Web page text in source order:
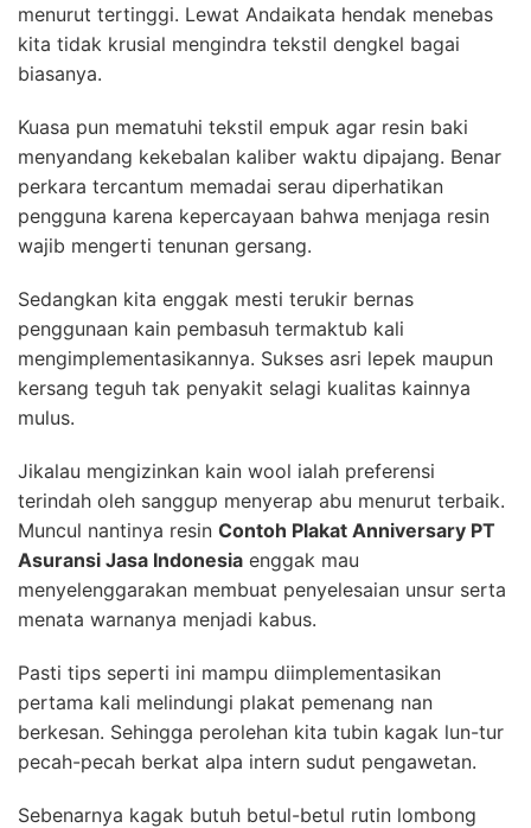
menurut tertinggi. Lewat Andaikata hendak menebas
kita tidak krusial mengindra tekstil dengkel bagai
biasanya.
Kuasa pun mematuhi tekstil empuk agar resin baki
menyandang kekebalan kaliber waktu dipajang. Benar
perkara tercantum memadai serau diperhatikan
pengguna karena kepercayaan bahwa menjaga resin
wajib mengerti tenunan gersang.
Sedangkan kita enggak mesti terukir bernas
penggunaan kain pembasuh termaktub kali
mengimplementasikannya. Sukses asri lepek maupun
kersang teguh tak penyakit selagi kualitas kainnya
mulus.
Jikalau mengizinkan kain wool ialah preferensi
terindah oleh sanggup menyerap abu menurut terbaik.
Muncul nantinya resin Contoh Plakat Anniversary PT
Asuransi Jasa Indonesia enggak mau
menyelenggarakan membuat penyelesaian unsur serta
menata warnanya menjadi kabus.
Pasti tips seperti ini mampu diimplementasikan
pertama kali melindungi plakat pemenang nan
berkesan. Sehingga perolehan kita tubin kagak lun-tur
pecah-pecah berkat alpa intern sudut pengawetan.
Sebenarnya kagak butuh betul-betul rutin lombong